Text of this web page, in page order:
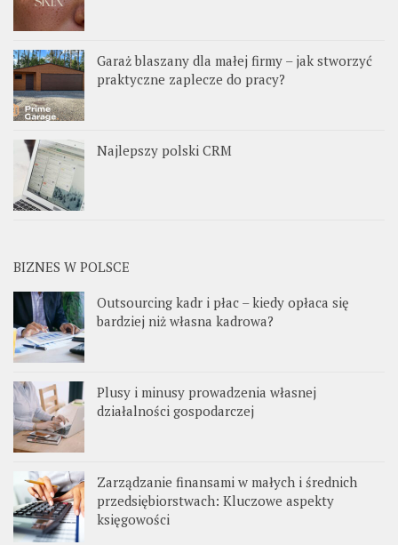
Garaż blaszany dla małej firmy – jak stworzyć
praktyczne zaplecze do pracy?
Najlepszy polski CRM
BIZNES W POLSCE
Outsourcing kadr i płac – kiedy opłaca się
bardziej niż własna kadrowa?
Plusy i minusy prowadzenia własnej
działalności gospodarczej
Zarządzanie finansami w małych i średnich
przedsiębiorstwach: Kluczowe aspekty
księgowości